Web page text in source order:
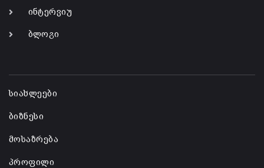
ინტერვიუ
ბლოგი
სიახლეები
ბიზნესი
მოსაზრება
პროფილი